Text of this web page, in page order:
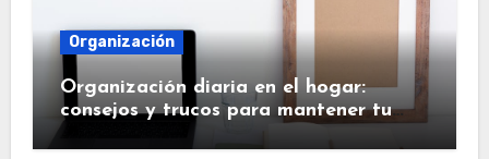
Organización
Organización diaria en el hogar:
consejos y trucos para mantener tu
casa en orden